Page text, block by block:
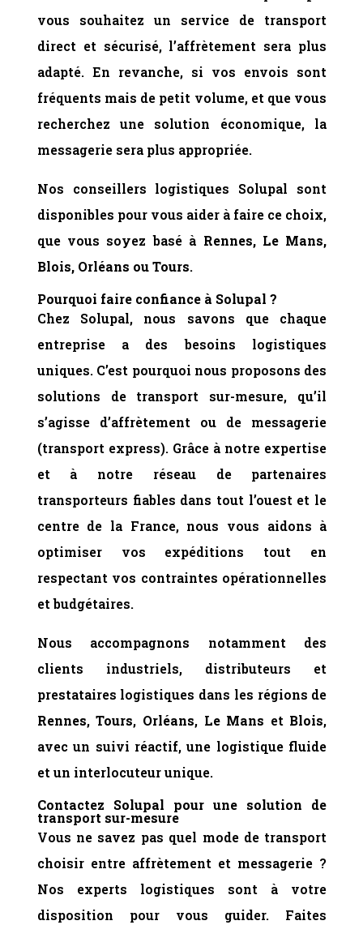
vous souhaitez un service de transport
direct et sécurisé, l’affrètement sera plus
adapté. En revanche, si vos envois sont
fréquents mais de petit volume, et que vous
recherchez une solution économique, la
messagerie sera plus appropriée.
Nos conseillers logistiques Solupal sont
disponibles pour vous aider à faire ce choix,
que vous soyez basé à Rennes, Le Mans,
Blois, Orléans ou Tours.
Pourquoi faire confiance à Solupal ?
Chez Solupal, nous savons que chaque
entreprise a des besoins logistiques
uniques. C’est pourquoi nous proposons des
solutions de transport sur-mesure, qu’il
s’agisse d’affrètement ou de messagerie
(transport express). Grâce à notre expertise
et à notre réseau de partenaires
transporteurs fiables dans tout l’ouest et le
centre de la France, nous vous aidons à
optimiser vos expéditions tout en
respectant vos contraintes opérationnelles
et budgétaires.
Nous accompagnons notamment des
clients industriels, distributeurs et
prestataires logistiques dans les régions de
Rennes,Tours, Orléans, Le Mans et Blois,
avec un suivi réactif, une logistique fluide
et un interlocuteur unique.
Contactez Solupal pour une solution de
transport sur-mesure
Vous ne savez pas quel mode de transport
choisir entre affrètement et messagerie ?
Nos experts logistiques sont à votre
disposition pour vous guider. Faites